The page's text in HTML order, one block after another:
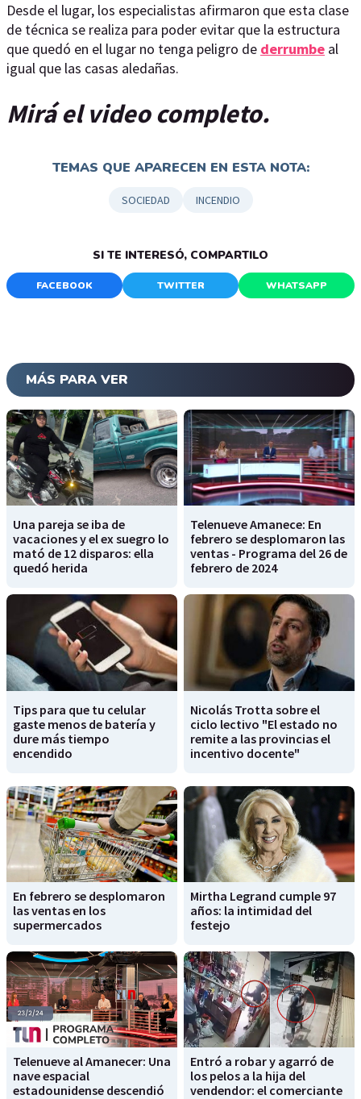
Desde el lugar, los especialistas afirmaron que esta clase
de técnica se realiza para poder evitar que la estructura
que quedó en el lugar no tenga peligro de derrumbe al
igual que las casas aledañas.
Mirá el video completo.
TEMAS QUE APARECEN EN ESTA NOTA:
SOCIEDAD INCENDIO
SI TE INTERESÓ, COMPARTILO
FACEBOOK TWITTER WHATSAPP
MÁS PARA VER
Una pareja se iba de
vacaciones y el ex suegro lo
mató de 12 disparos: ella
quedó herida
Telenueve Amanece: En
febrero se desplomaron las
ventas - Programa del 26 de
febrero de 2024
Tips para que tu celular
gaste menos de batería y
dure más tiempo
encendido
Nicolás Trotta sobre el
ciclo lectivo "El estado no
remite a las provincias el
incentivo docente"
En febrero se desplomaron
las ventas en los
supermercados
Mirtha Legrand cumple 97
años: la intimidad del
festejo
Telenueve al Amanecer: Una
nave espacial
estadounidense descendió
Entró a robar y agarró de
los pelos a la hija del
vendendor: el comerciante